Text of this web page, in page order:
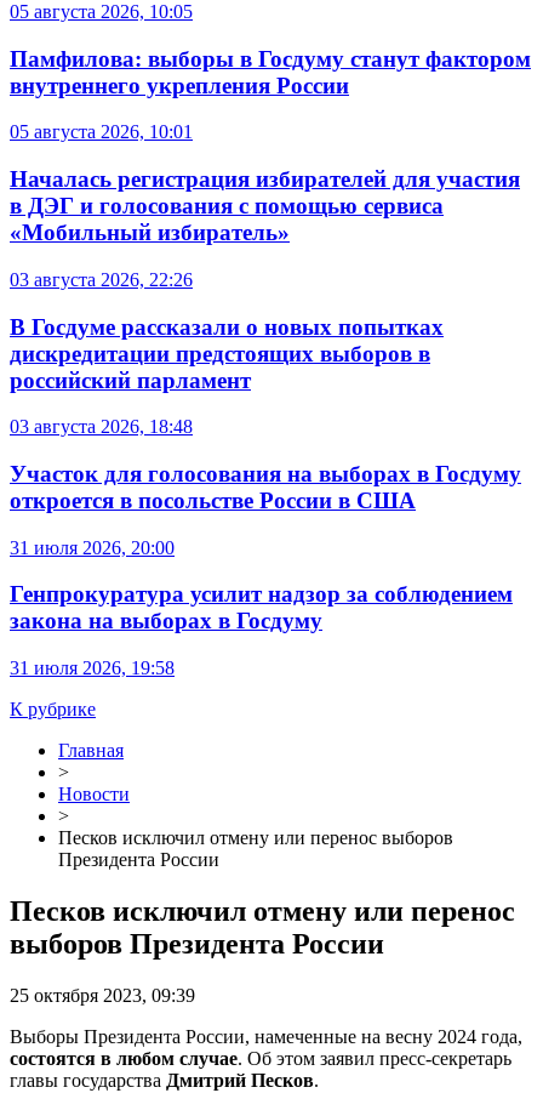
05 августа 2026, 10:05
Памфилова: выборы в Госдуму станут фактором
внутреннего укрепления России
05 августа 2026, 10:01
Началась регистрация избирателей для участия
в ДЭГ и голосования с помощью сервиса
«Мобильный избиратель»
03 августа 2026, 22:26
В Госдуме рассказали о новых попытках
дискредитации предстоящих выборов в
российский парламент
03 августа 2026, 18:48
Участок для голосования на выборах в Госдуму
откроется в посольстве России в США
31 июля 2026, 20:00
Генпрокуратура усилит надзор за соблюдением
закона на выборах в Госдуму
31 июля 2026, 19:58
К рубрике
Главная
>
Новости
>
Песков исключил отмену или перенос выборов
Президента России
Песков исключил отмену или перенос
выборов Президента России
25 октября 2023, 09:39
Выборы Президента России, намеченные на весну 2024 года,
состоятся в любом случае. Об этом заявил пресс-секретарь
главы государства Дмитрий Песков.